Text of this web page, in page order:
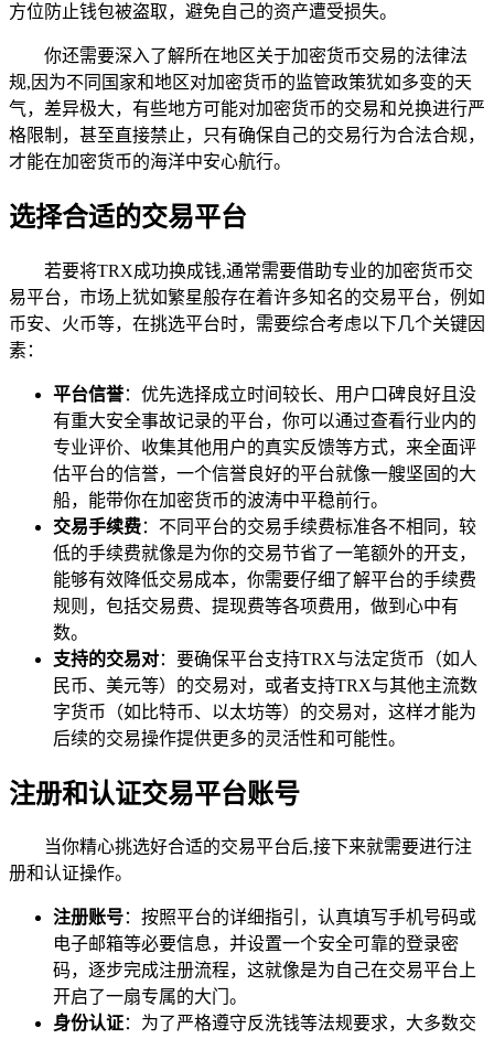
方位防止钱包被盗取，避免自己的资产遭受损失。
你还需要深入了解所在地区关于加密货币交易的法律法
规,因为不同国家和地区对加密货币的监管政策犹如多变的天
气，差异极大，有些地方可能对加密货币的交易和兑换进行严
格限制，甚至直接禁止，只有确保自己的交易行为合法合规，
才能在加密货币的海洋中安心航行。
选择合适的交易平台
若要将TRX成功换成钱,通常需要借助专业的加密货币交
易平台，市场上犹如繁星般存在着许多知名的交易平台，例如
币安、火币等，在挑选平台时，需要综合考虑以下几个关键因
素：
平台信誉：优先选择成立时间较长、用户口碑良好且没
有重大安全事故记录的平台，你可以通过查看行业内的
专业评价、收集其他用户的真实反馈等方式，来全面评
估平台的信誉，一个信誉良好的平台就像一艘坚固的大
船，能带你在加密货币的波涛中平稳前行。
交易手续费：不同平台的交易手续费标准各不相同，较
低的手续费就像是为你的交易节省了一笔额外的开支，
能够有效降低交易成本，你需要仔细了解平台的手续费
规则，包括交易费、提现费等各项费用，做到心中有
数。
支持的交易对：要确保平台支持TRX与法定货币（如人
民币、美元等）的交易对，或者支持TRX与其他主流数
字货币（如比特币、以太坊等）的交易对，这样才能为
后续的交易操作提供更多的灵活性和可能性。
注册和认证交易平台账号
当你精心挑选好合适的交易平台后,接下来就需要进行注
册和认证操作。
注册账号：按照平台的详细指引，认真填写手机号码或
电子邮箱等必要信息，并设置一个安全可靠的登录密
码，逐步完成注册流程，这就像是为自己在交易平台上
开启了一扇专属的大门。
身份认证：为了严格遵守反洗钱等法规要求，大多数交